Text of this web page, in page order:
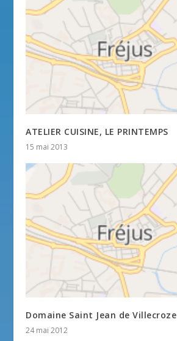
ATELIER CUISINE, LE PRINTEMPS
15 mai 2013
Domaine Saint Jean de Villecroze
24 mai 2012